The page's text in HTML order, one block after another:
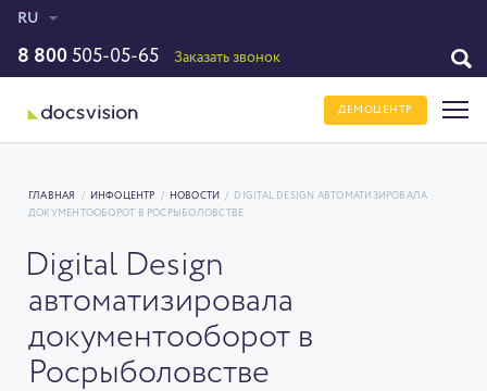
RU
8 800 505-05-65 Заказать звонок
ДЕМОЦЕНТР
ГЛАВНАЯ / ИНФОЦЕНТР / НОВОСТИ /
DIGITAL DESIGN АВТОМАТИЗИРОВАЛА
ДОКУМЕНТООБОРОТ В РОСРЫБОЛОВСТВЕ
Digital Design
автоматизировала
документооборот в
Росрыболовстве